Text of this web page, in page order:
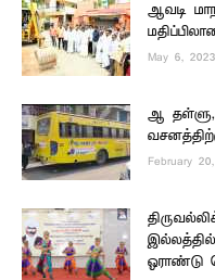
ஆவடி
May 6, 2023
ஆ தள்ளு,
February
ஓராண்டு